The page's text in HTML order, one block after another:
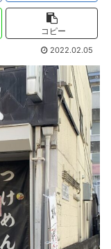
コピー
2022.02.05